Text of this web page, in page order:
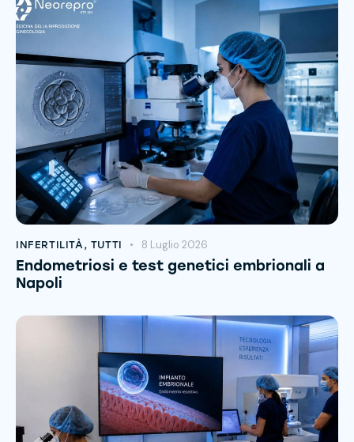
INFERTILITÀ, TUTTI 8 Luglio 2026
Endometriosi e test genetici embrionali a
Napoli